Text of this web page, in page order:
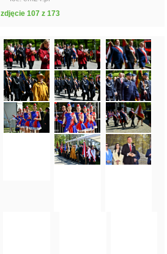
zdjęcie 107 z 173